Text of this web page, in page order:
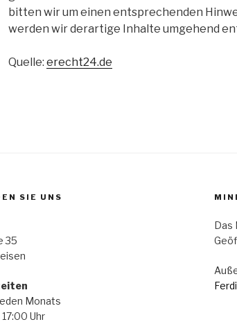
bitten wir um einen entsprechenden
werden wir derartige Inhalte umgehend
Quelle: erecht24.de
SIE UNS
35
jeden Monats
Uhr
Das